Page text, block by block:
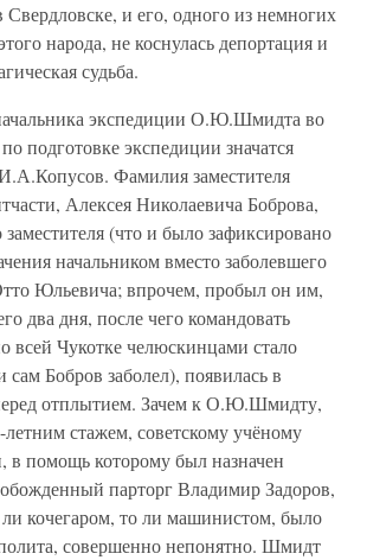
Свердловске, и его, одного из немногих
народа, не коснулась депортация и
судьба.
экспедиции О.Ю.Шмидта во
подготовке экспедиции значатся
Фамилия заместителя
Алексея Николаевича Боброва,
заместителя (что и было зафиксировано
начальником вместо заболевшего
Юльевича; впрочем, пробыл он им,
два дня, после чего командовать
всей Чукотке челюскинцами стало
Бобров заболел), появилась в
отплытием. Зачем к О.Ю.Шмидту,
стажем, советскому учёному
в помощь которому был назначен
парторг Владимир Задоров,
кочегаром, то ли машинистом, было
совершенно непонятно. Шмидт